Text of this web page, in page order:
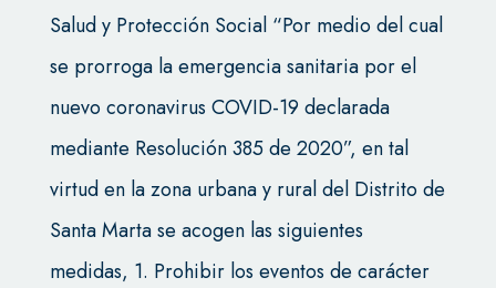
Salud y Protección Social “Por medio del cual
se prorroga la emergencia sanitaria por el
nuevo coronavirus COVID-19 declarada
mediante Resolución 385 de 2020”, en tal
virtud en la zona urbana y rural del Distrito de
Santa Marta se acogen las siguientes
medidas, 1. Prohibir los eventos de carácter